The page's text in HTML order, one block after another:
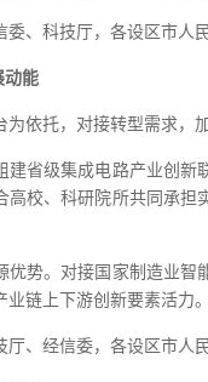
委、科技厅，各设区市人
动能
为依托，对接转型需求，
建省级集成电路产业创
高校、科研院所共同承
优势。对接国家制造业
业链上下游创新要素活力
厅、经信委，各设区市人